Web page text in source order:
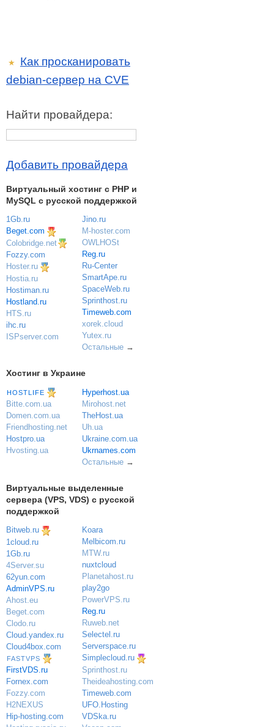
★
Как просканировать
debian-сервер на CVE
Найти провайдера:
Добавить провайдера
Виртуальный хостинг c PHP и
MySQL с русской поддержкой
1Gb.ru
Beget.com
Colobridge.net
Fozzy.com
Hoster.ru
Hostia.ru
Hostiman.ru
Hostland.ru
HTS.ru
ihc.ru
ISPserver.com
Jino.ru
M-hoster.com
OWLHOSt
Reg.ru
Ru-Center
SmartApe.ru
SpaceWeb.ru
Sprinthost.ru
Timeweb.com
xorek.cloud
Yutex.ru
Остальные→
Хостинг в Украине
HOSTLIFE
Bitte.com.ua
Domen.com.ua
Friendhosting.net
Hostpro.ua
Hvosting.ua
Hyperhost.ua
Mirohost.net
TheHost.ua
Uh.ua
Ukraine.com.ua
Ukrnames.com
Остальные→
Виртуальные выделенные
сервера (VPS, VDS) с русской
поддержкой
Bitweb.ru
1cloud.ru
1Gb.ru
4Server.su
62yun.com
AdminVPS.ru
Ahost.eu
Beget.com
Clodo.ru
Cloud.yandex.ru
Cloud4box.com
FASTVPS
FirstVDS.ru
Fornex.com
Fozzy.com
H2NEXUS
Hip-hosting.com
Koara
Melbicom.ru
MTW.ru
nuxtcloud
Planetahost.ru
play2go
PowerVPS.ru
Reg.ru
Ruweb.net
Selectel.ru
Serverspace.ru
Simplecloud.ru
Sprinthost.ru
Theideahosting.com
Timeweb.com
UFO.Hosting
VDSka.ru